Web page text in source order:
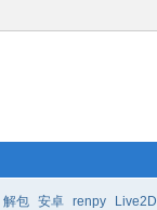
解包 安卓 renpy Live2D